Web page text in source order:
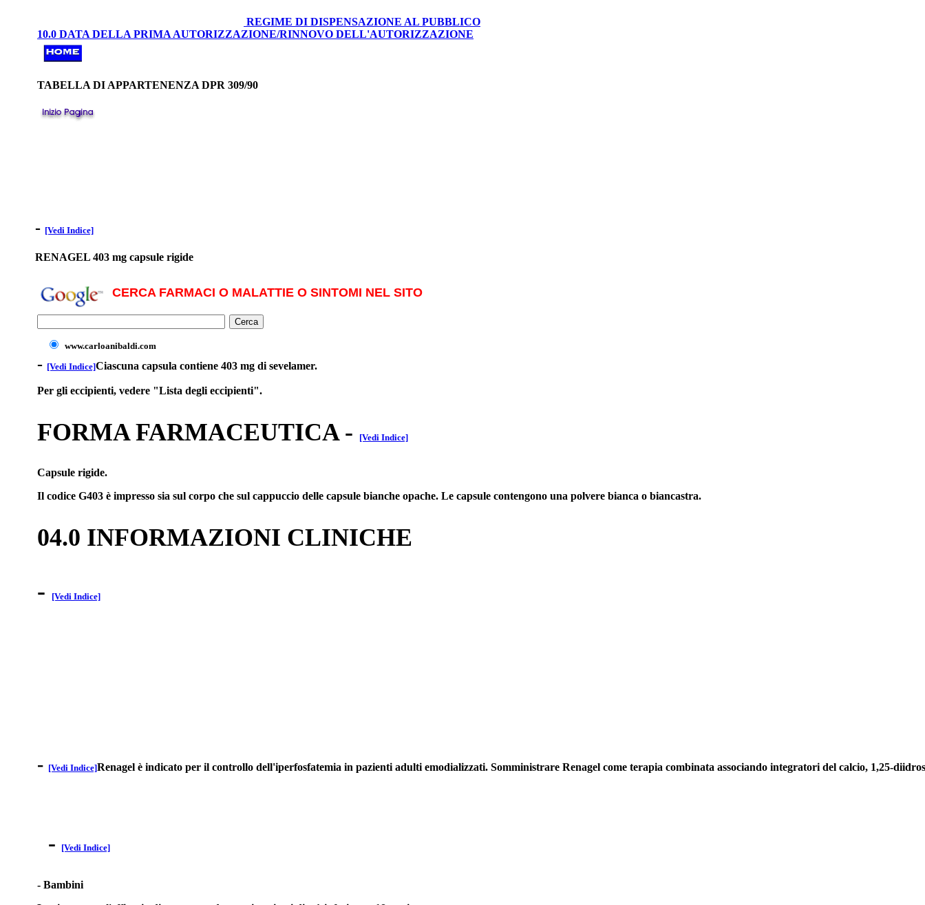
REGIME DI DISPENSAZIONE AL PUBBLICO
10.0 DATA DELLA PRIMA AUTORIZZAZIONE/RINNOVO DELL'AUTORIZZAZIONE
TABELLA DI APPARTENENZA DPR 309/90
- [Vedi Indice]
RENAGEL 403 mg capsule rigide
CERCA FARMACI O MALATTIE O SINTOMI NEL SITO
www.carloanibaldi.com
- [Vedi Indice]Ciascuna capsula contiene 403 mg di sevelamer.
Per gli eccipienti, vedere "Lista degli eccipienti".
FORMA FARMACEUTICA- [Vedi Indice]
Capsule rigide.
Il codice G403 è impresso sia sul corpo che sul cappuccio delle capsule bianche opache. Le capsule contengono una polvere bianca o biancastra.
04.0 INFORMAZIONI CLINICHE
-
[Vedi Indice]
- [Vedi Indice]Renagel è indicato per il controllo dell'iperfosfatemia in pazienti adulti emodializzati. Somministrare Renagel come terapia combinata associando integratori del calcio, 1,25-
- [Vedi Indice]
- Bambini